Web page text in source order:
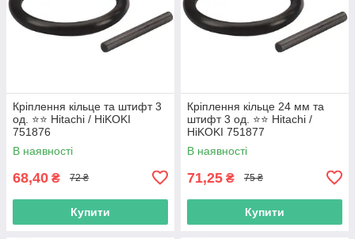
Кріплення кільце та штифт 3
од. ⭐️⭐️ Hitachi / HiKOKI
751876
В наявності
68,40 ₴ 72 ₴
Купити
Кріплення кільце 24 мм та
штифт 3 од. ⭐️⭐️ Hitachi /
HiKOKI 751877
В наявності
71,25 ₴ 75 ₴
Купити